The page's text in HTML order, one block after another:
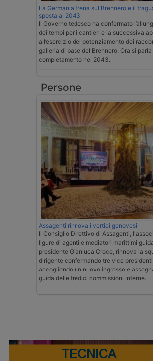
La Germania frena sul Brennero e il
sposta al 2043
Il Governo tedesco ha confermato
dei tempi per i cantieri e la successiva
all’esercizio del potenziamento dei
galleria di base del Brennero. Ora si parla
completamento nel 2043.
Persone
Assagenti rinnova i vertici genovesi
Il Consiglio Direttivo di Assagenti,
ligure di agenti e mediatori marittimi
presidente Gianluca Croce, rinnova la
dirigente confermando tre vice
accogliendo un nuovo ingresso e
guida delle tredici commissioni interne.
TECNICA